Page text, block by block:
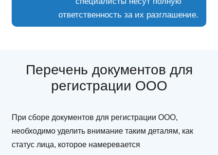
ответственность за их разглашение.
Перечень документов для
регистрации ООО
При сборе документов для регистрации ООО,
необходимо уделить внимание таким деталям, как
статус лица, которое намеревается